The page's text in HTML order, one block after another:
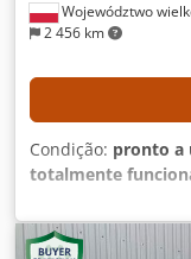
Województwo
2 456 km
Condição: pronto a
totalmente
17 268 h, altura de
1 535 mm
, tipo de